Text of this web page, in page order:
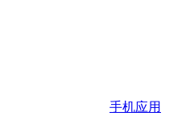
手机应用